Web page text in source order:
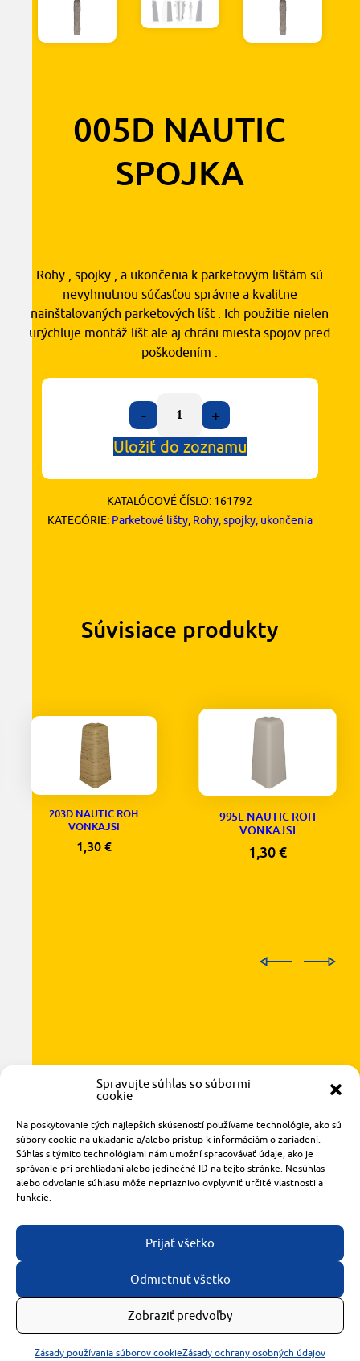
Spravujte súhlas so súbormi
cookie
Na poskytovanie tých najlepších skúseností používame technológie, ako sú
súbory cookie na ukladanie a/alebo prístup k informáciám o zariadení.
Súhlas s týmito technológiami nám umožní spracovávať údaje, ako je
správanie pri prehliadaní alebo jedinečné ID na tejto stránke. Nesúhlas
alebo odvolanie súhlasu môže nepriaznivo ovplyvniť určité vlastnosti a
funkcie.
Prijať všetko
Odmietnuť všetko
Zobraziť predvoľby
Zásady používania súborov cookieZásady ochrany osobných údajov
005D NAUTIC
SPOJKA
Rohy , spojky , a ukončenia k parketovým lištám sú
nevyhnutnou súčasťou správne a kvalitne
nainštalovaných parketových líšt . Ich použitie nielen
urýchluje montáž líšt ale aj chráni miesta spojov pred
poškodením .
-
+
Uložiť do zoznamu
KATALÓGOVÉ ČÍSLO: 161792
KATEGÓRIE: Parketové lišty, Rohy, spojky, ukončenia
Súvisiace produkty
203D NAUTIC ROH
VONKAJSI
1,30 €
995L NAUTIC ROH
VONKAJSI
1,30€
921 01 Piešťany
obchod@rzparkety.sk
+421 905 119 087
made with
bytomashalo.com